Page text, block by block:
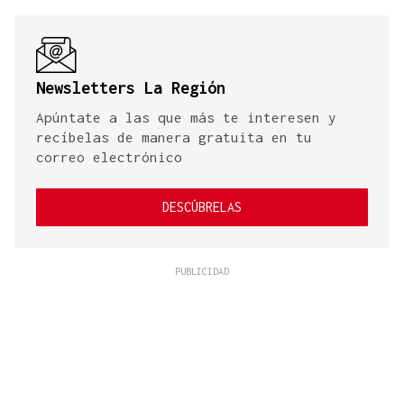
Newsletters La Región
Apúntate a las que más te interesen y
recíbelas de manera gratuita en tu
correo electrónico
DESCÚBRELAS